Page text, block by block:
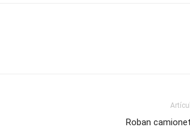
Roban